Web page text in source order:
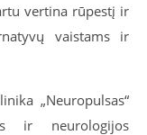
vertina rūpestį ir
vaistams ir
„Neuropulsas“
ir neurologijos